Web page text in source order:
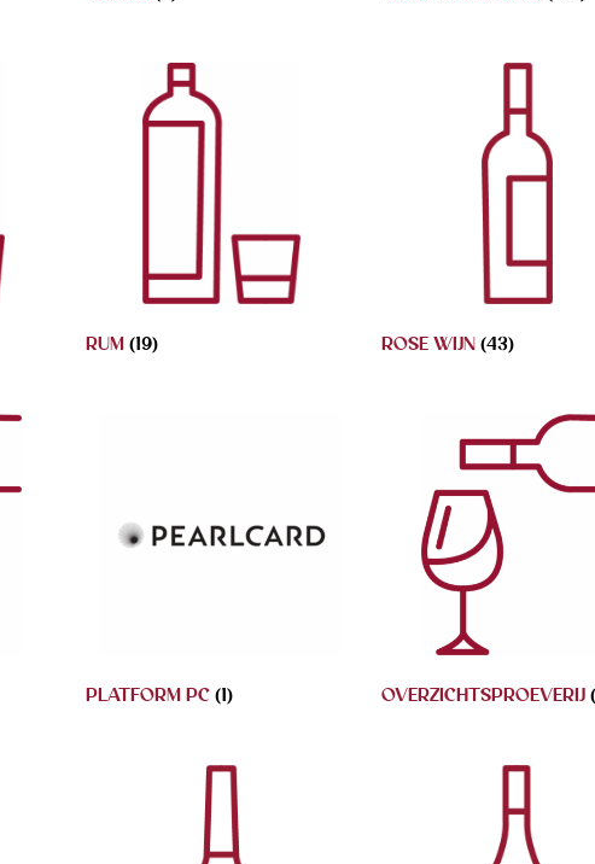
RUM (19) ROSE WIJN (43)
PLATFORM PC (1) OVERZICHTSPROEVERIJ